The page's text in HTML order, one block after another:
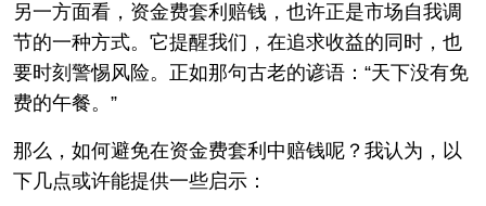
另一方面看，资金费套利赔钱，也许正是市场自我调
节的一种方式。它提醒我们，在追求收益的同时，也
要时刻警惕风险。正如那句古老的谚语：“天下没有免
费的午餐。”
那么，如何避免在资金费套利中赔钱呢？我认为，以
下几点或许能提供一些启示：